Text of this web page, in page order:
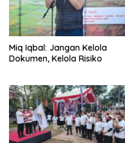
Miq Iqbal: Jangan Kelola
Dokumen, Kelola Risiko